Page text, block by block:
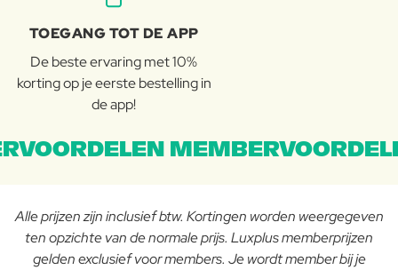
TOEGANG TOT DE APP
De beste ervaring met 10%
korting op je eerste bestelling in
de app!
Alle prijzen zijn inclusief btw. Kortingen worden weergegeven
ten opzichte van de normale prijs. Luxplus memberprijzen
gelden exclusief voor members. Je wordt member bij je